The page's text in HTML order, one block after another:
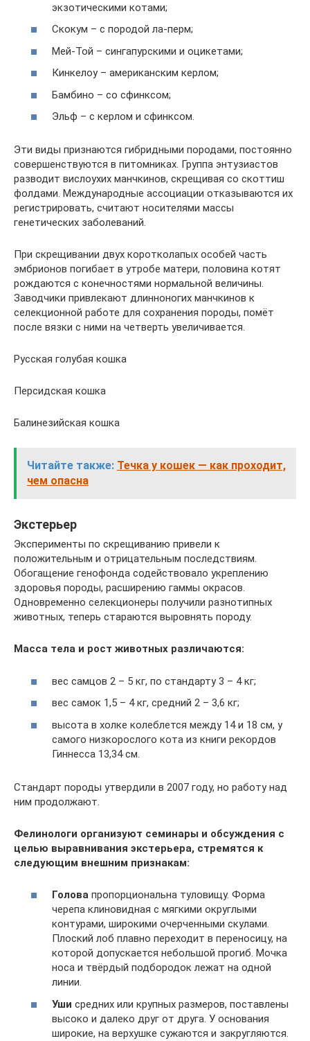
экзотическими котами;
Скокум – с породой ла-перм;
Мей-Той – сингапурскими и оцикетами;
Кинкелоу – американским керлом;
Бамбино – со сфинксом;
Эльф – с керлом и сфинксом.
Эти виды признаются гибридными породами, постоянно
совершенствуются в питомниках. Группа энтузиастов
разводит вислоухих манчкинов, скрещивая со скоттиш
фолдами. Международные ассоциации отказываются их
регистрировать, считают носителями массы
генетических заболеваний.
При скрещивании двух коротколапых особей часть
эмбрионов погибает в утробе матери, половина котят
рождаются с конечностями нормальной величины.
Заводчики привлекают длинноногих манчкинов к
селекционной работе для сохранения породы, помёт
после вязки с ними на четверть увеличивается.
Русская голубая кошка
Персидская кошка
Балинезийская кошка
Читайте также: Течка у кошек — как проходит,
чем опасна
Экстерьер
Эксперименты по скрещиванию привели к
положительным и отрицательным последствиям.
Обогащение генофонда содействовало укреплению
здоровья породы, расширению гаммы окрасов.
Одновременно селекционеры получили разнотипных
животных, теперь стараются выровнять породу.
Масса тела и рост животных различаются:
вес самцов 2 – 5 кг, по стандарту 3 – 4 кг;
вес самок 1,5 – 4 кг, средний 2 – 3,6 кг;
высота в холке колеблется между 14 и 18 см, у
самого низкорослого кота из книги рекордов
Гиннесса 13,34 см.
Стандарт породы утвердили в 2007 году, но работу над
ним продолжают.
Фелинологи организуют семинары и обсуждения с
целью выравнивания экстерьера, стремятся к
следующим внешним признакам:
Голова пропорциональна туловищу. Форма
черепа клиновидная с мягкими округлыми
контурами, широкими очерченными скулами.
Плоский лоб плавно переходит в переносицу, на
которой допускается небольшой прогиб. Мочка
носа и твёрдый подбородок лежат на одной
линии.
Уши средних или крупных размеров, поставлены
высоко и далеко друг от друга. У основания
широкие, на верхушке сужаются и закругляются.